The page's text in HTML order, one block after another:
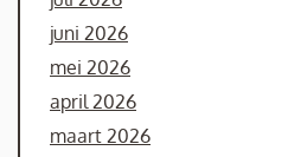
juni 2026
mei 2026
april 2026
maart 2026